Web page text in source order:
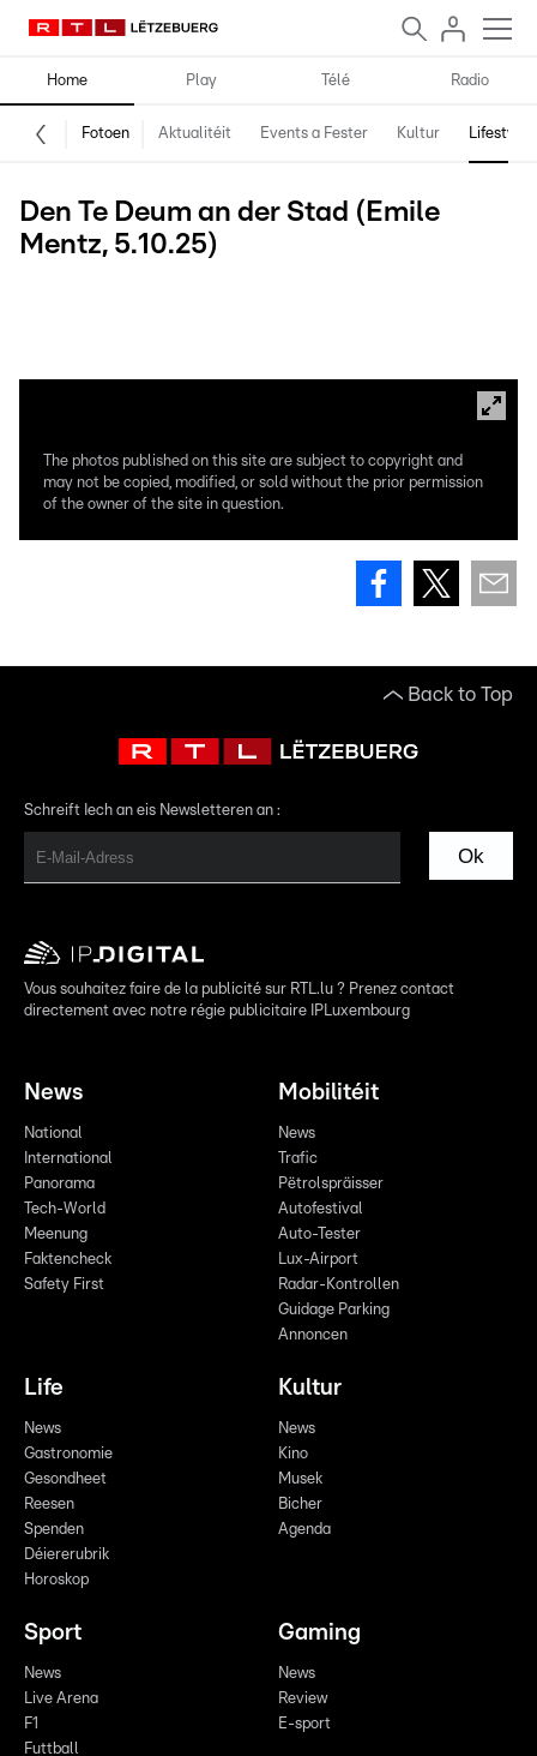
Home Play Télé Radio
Fotoen Aktualitéit Events a Fester Kultur Lifestyle
Den Te Deum an der Stad (Emile
Mentz, 5.10.25)
The photos published on this site are subject to copyright and
may not be copied, modified, or sold without the prior permission
of the owner of the site in question.
Back to Top
Schreift Iech an eis Newsletteren an :
Ok
Vous souhaitez faire de la publicité sur RTL.lu ? Prenez contact
directement avec notre régie publicitaire IPLuxembourg
News
National
International
Panorama
Tech-World
Meenung
Faktencheck
Safety First
Mobilitéit
News
Trafic
Pëtrolspräisser
Autofestival
Auto-Tester
Lux-Airport
Radar-Kontrollen
Guidage Parking
Annoncen
Life
News
Gastronomie
Gesondheet
Reesen
Spenden
Déiererubrik
Horoskop
Kultur
News
Kino
Musek
Bicher
Agenda
Sport
News
Live Arena
F1
Futtball
Gaming
News
Review
E-sport